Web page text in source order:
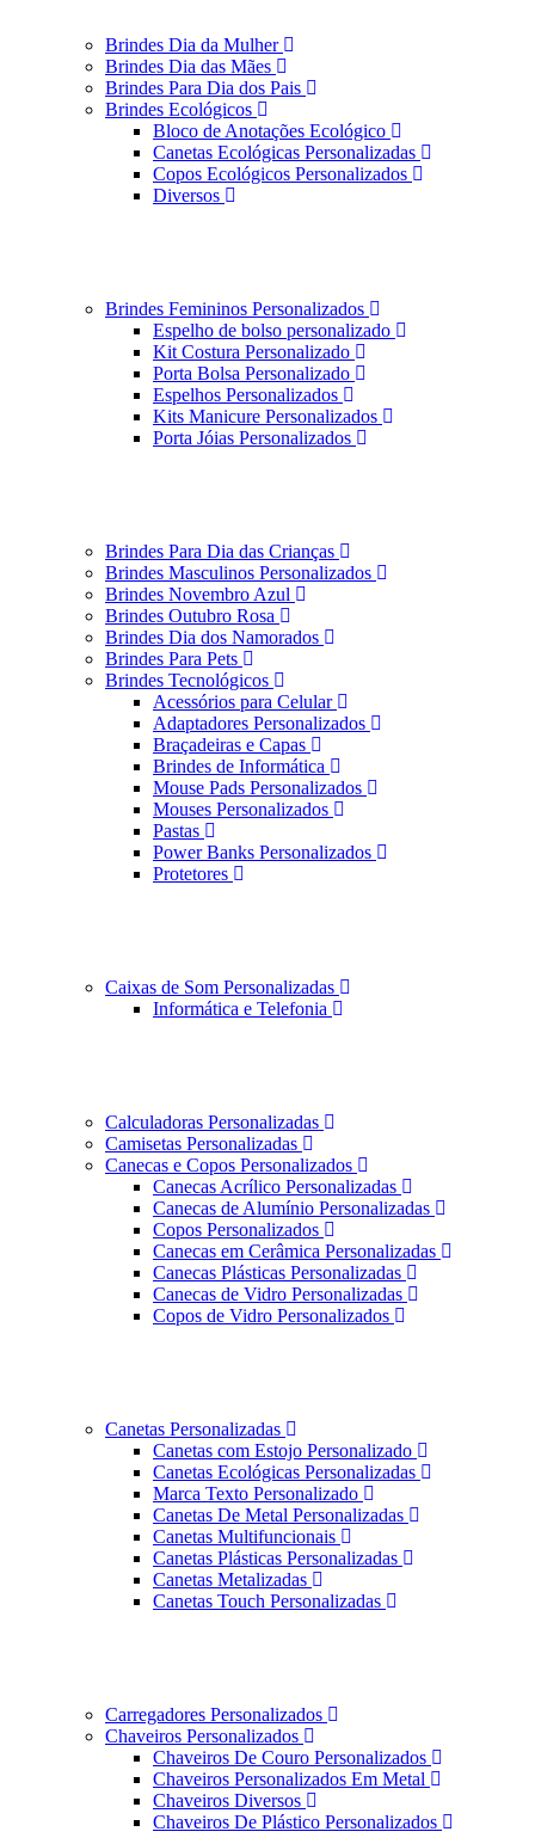
Brindes Dia da Mulher
Brindes Dia das Mães
Brindes Para Dia dos Pais
Brindes Ecológicos
Bloco de Anotações Ecológico
Canetas Ecológicas Personalizadas
Copos Ecológicos Personalizados
Diversos
Brindes Femininos Personalizados
Espelho de bolso personalizado
Kit Costura Personalizado
Porta Bolsa Personalizado
Espelhos Personalizados
Kits Manicure Personalizados
Porta Jóias Personalizados
Brindes Para Dia das Crianças
Brindes Masculinos Personalizados
Brindes Novembro Azul
Brindes Outubro Rosa
Brindes Dia dos Namorados
Brindes Para Pets
Brindes Tecnológicos
Acessórios para Celular
Adaptadores Personalizados
Braçadeiras e Capas
Brindes de Informática
Mouse Pads Personalizados
Mouses Personalizados
Pastas
Power Banks Personalizados
Protetores
Caixas de Som Personalizadas
Informática e Telefonia
Calculadoras Personalizadas
Camisetas Personalizadas
Canecas e Copos Personalizados
Canecas Acrílico Personalizadas
Canecas de Alumínio Personalizadas
Copos Personalizados
Canecas em Cerâmica Personalizadas
Canecas Plásticas Personalizadas
Canecas de Vidro Personalizadas
Copos de Vidro Personalizados
Canetas Personalizadas
Canetas com Estojo Personalizado
Canetas Ecológicas Personalizadas
Marca Texto Personalizado
Canetas De Metal Personalizadas
Canetas Multifuncionais
Canetas Plásticas Personalizadas
Canetas Metalizadas
Canetas Touch Personalizadas
Carregadores Personalizados
Chaveiros Personalizados
Chaveiros De Couro Personalizados
Chaveiros Personalizados Em Metal
Chaveiros Diversos
Chaveiros De Plástico Personalizados